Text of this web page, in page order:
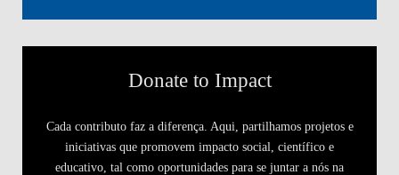
Donate to Impact
Cada contributo faz a diferença. Aqui, partilhamos projetos e
iniciativas que promovem impacto social, científico e
educativo, tal como oportunidades para se juntar a nós na